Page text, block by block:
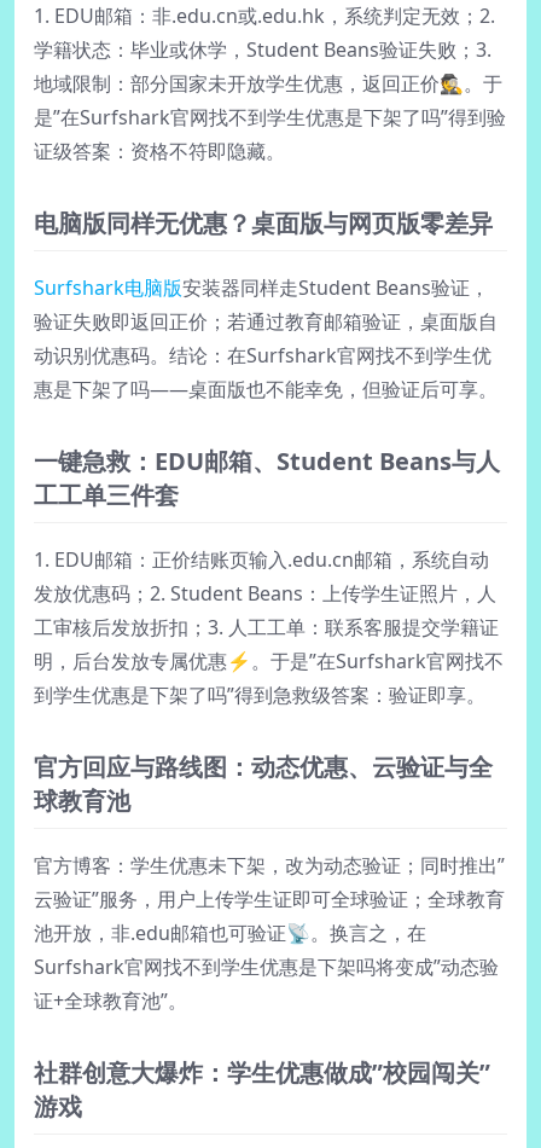
1. EDU邮箱：非.edu.cn或.edu.hk，系统判定无效；2.
学籍状态：毕业或休学，Student Beans验证失败；3.
地域限制：部分国家未开放学生优惠，返回正价🕵️。于
是”在Surfshark官网找不到学生优惠是下架了吗”得到验
证级答案：资格不符即隐藏。
电脑版同样无优惠？桌面版与网页版零差异
Surfshark电脑版安装器同样走Student Beans验证，
验证失败即返回正价；若通过教育邮箱验证，桌面版自
动识别优惠码。结论：在Surfshark官网找不到学生优
惠是下架了吗——桌面版也不能幸免，但验证后可享。
一键急救：EDU邮箱、Student Beans与人
工工单三件套
1. EDU邮箱：正价结账页输入.edu.cn邮箱，系统自动
发放优惠码；2. Student Beans：上传学生证照片，人
工审核后发放折扣；3. 人工工单：联系客服提交学籍证
明，后台发放专属优惠⚡。于是”在Surfshark官网找不
到学生优惠是下架了吗”得到急救级答案：验证即享。
官方回应与路线图：动态优惠、云验证与全
球教育池
官方博客：学生优惠未下架，改为动态验证；同时推出”
云验证”服务，用户上传学生证即可全球验证；全球教育
池开放，非.edu邮箱也可验证📡。换言之，在
Surfshark官网找不到学生优惠是下架吗将变成”动态验
证+全球教育池”。
社群创意大爆炸：学生优惠做成”校园闯关”
游戏